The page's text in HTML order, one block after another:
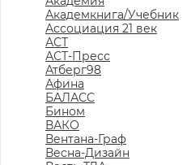
Академкнига/Учебник
Ассоциация 21 век
АСТ
АСТ-Пресс
Атберг98
Афина
БАЛАСС
Бином
ВАКО
Вентана-Граф
Весна-Дизайн